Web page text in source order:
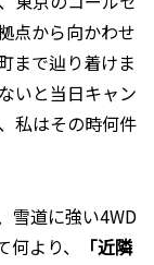
点から向かわせ
まで辿り着けま
いと当日キャン
私はその時何件
雪道に強い4WD
より、
「近隣